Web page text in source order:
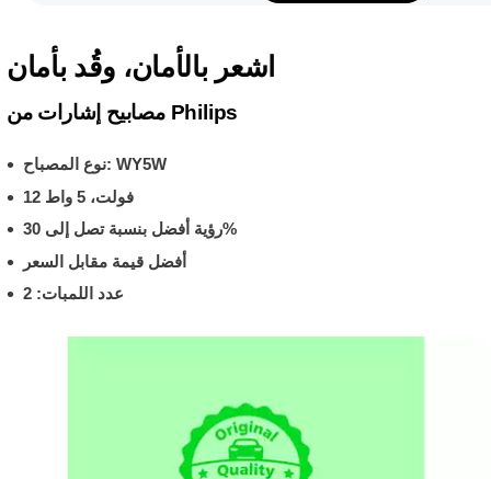
اشعر بالأمان، وقُد بأمان
مصابيح إشارات من Philips
نوع المصباح: WY5W
12 فولت، 5 واط
رؤية أفضل بنسبة تصل إلى 30%
أفضل قيمة مقابل السعر
عدد اللمبات: 2